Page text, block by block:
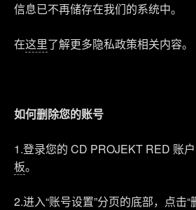
信息已不再储存在我们的系统中。
在这里了解更多隐私政策相关内容。
如何删除您的账号
1.登录您的 CD PROJEKT RED 账
板。
2.进入“账号设置”分页的底部，点击“